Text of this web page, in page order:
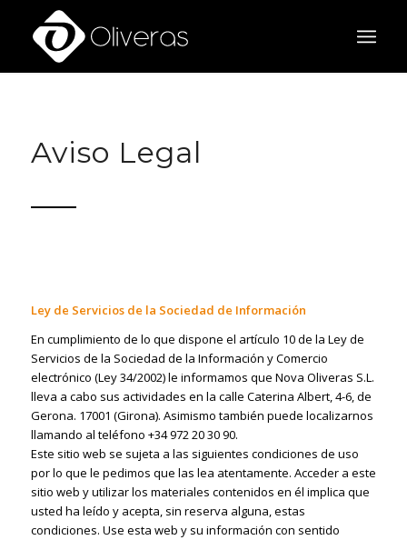
Aviso Legal
Ley de Servicios de la Sociedad de Información
En cumplimiento de lo que dispone el artículo 10 de la Ley de
Servicios de la Sociedad de la Información y Comercio
electrónico (Ley 34/2002) le informamos que Nova Oliveras S.L.
lleva a cabo sus actividades en la calle Caterina Albert, 4-6, de
Gerona. 17001 (Girona). Asimismo también puede localizarnos
llamando al teléfono +34 972 20 30 90.
Este sitio web se sujeta a las siguientes condiciones de uso
por lo que le pedimos que las lea atentamente. Acceder a este
sitio web y utilizar los materiales contenidos en él implica que
usted ha leído y acepta, sin reserva alguna, estas
condiciones. Use esta web y su información con sentido